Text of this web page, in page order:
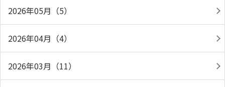
2026年05月（5）
2026年04月（4）
2026年03月（11）